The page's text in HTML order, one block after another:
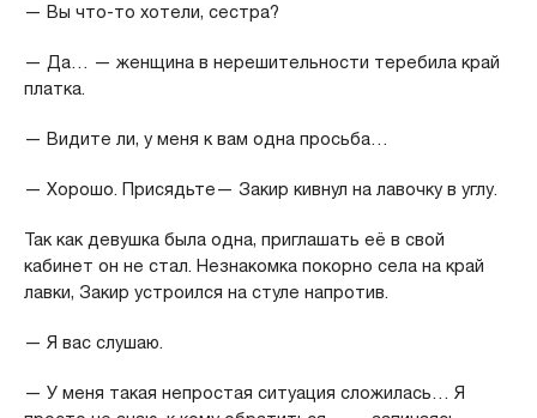
— Вы что-то хотели, сестра?
— Да… — женщина в нерешительности теребила край
платка.
— Видите ли, у меня к вам одна просьба…
— Хорошо. Присядьте— Закир кивнул на лавочку в углу.
Так как девушка была одна, приглашать её в свой
кабинет он не стал. Незнакомка покорно села на край
лавки, Закир устроился на стуле напротив.
— Я вас слушаю.
— У меня такая непростая ситуация сложилась… Я